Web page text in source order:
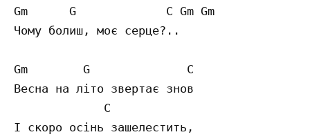
Gm      G             C Gm Gm
Чому болиш, моє серце?..
Gm        G              C
Весна на літо звертає знов
             C
І скоро осінь зашелестить,